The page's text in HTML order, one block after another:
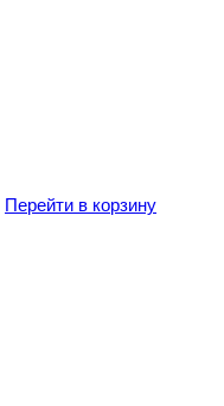
Перейти в корзину